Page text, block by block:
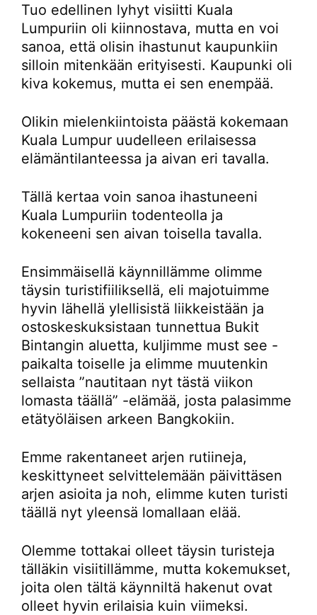
Tuo edellinen lyhyt visiitti Kuala
Lumpuriin oli kiinnostava, mutta en voi
sanoa, että olisin ihastunut kaupunkiin
silloin mitenkään erityisesti. Kaupunki oli
kiva kokemus, mutta ei sen enempää.
Olikin mielenkiintoista päästä kokemaan
Kuala Lumpur uudelleen erilaisessa
elämäntilanteessa ja aivan eri tavalla.
Tällä kertaa voin sanoa ihastuneeni
Kuala Lumpuriin todenteolla ja
kokeneeni sen aivan toisella tavalla.
Ensimmäisellä käynnillämme olimme
täysin turistifiiliksellä, eli majotuimme
hyvin lähellä ylellisistä liikkeistään ja
ostoskeskuksistaan tunnettua Bukit
Bintangin aluetta, kuljimme must see -
paikalta toiselle ja elimme muutenkin
sellaista ”nautitaan nyt tästä viikon
lomasta täällä” -elämää, josta palasimme
etätyöläisen arkeen Bangkokiin.
Emme rakentaneet arjen rutiineja,
keskittyneet selvittelemään päivittäsen
arjen asioita ja noh, elimme kuten turisti
täällä nyt yleensä lomallaan elää.
Olemme tottakai olleet täysin turisteja
tälläkin visiitillämme, mutta kokemukset,
joita olen tältä käynniltä hakenut ovat
olleet hyvin erilaisia kuin viimeksi.